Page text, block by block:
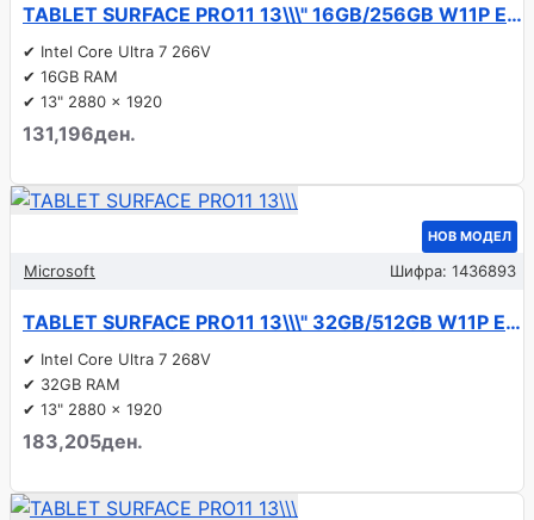
TABLET SURFACE PRO11 13\\\" 16GB/256GB W11P EP2-20861 MICROSOFT
✔ Intel Core Ultra 7 266V
✔ 16GB RAM
✔ 13" 2880 x 1920
131,196ден.
НОВ МОДЕЛ
Microsoft Шифра: 1436893
TABLET SURFACE PRO11 13\\\" 32GB/512GB W11P EP2-20841 MICROSOFT
✔ Intel Core Ultra 7 268V
✔ 32GB RAM
✔ 13" 2880 x 1920
183,205ден.